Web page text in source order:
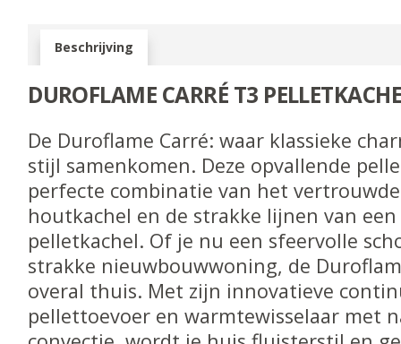
Beschrijving
DUROFLAME CARRÉ T3
De Duroflame Carré: waar klassieke
stijl samenkomen. Deze opvallende
perfecte combinatie van het
houtkachel en de strakke lijnen van
pelletkachel. Of je nu een sfeervolle
strakke nieuwbouwwoning, de
overal thuis. Met zijn innovatieve
pellettoevoer en warmtewisselaar met